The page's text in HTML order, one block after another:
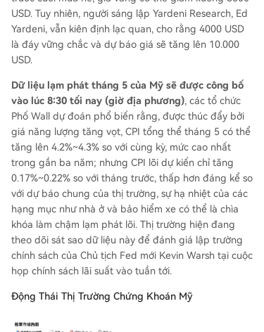
USD. Tuy nhiên, người sáng lập Yardeni Research, Ed
Yardeni, vẫn kiên định lạc quan, cho rằng 4000 USD
là đáy vững chắc và dự báo giá sẽ tăng lên 10.000
USD.
Dữ liệu lạm phát tháng 5 của Mỹ sẽ được công bố
vào lúc 8:30 tối nay (giờ địa phương), các tổ chức
Phố Wall dự đoán phổ biến rằng, được thúc đẩy bởi
giá năng lượng tăng vọt, CPI tổng thể tháng 5 có thể
tăng lên 4.2%~4.3% so với cùng kỳ, mức cao nhất
trong gần ba năm; nhưng CPI lõi dự kiến chỉ tăng
0.17%~0.22% so với tháng trước, thấp hơn đáng kể so
với dự báo chung của thị trường, sự hạ nhiệt của các
hạng mục như nhà ở và bảo hiểm xe có thể là chìa
khóa làm chậm lạm phát lõi. Thị trường hiện đang
theo dõi sát sao dữ liệu này để đánh giá lập trường
chính sách của Chủ tịch Fed mới Kevin Warsh tại cuộc
họp chính sách lãi suất vào tuần tới.
Động Thái Thị Trường Chứng Khoán Mỹ